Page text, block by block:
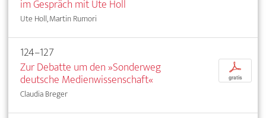
im Gespräch mit Ute Holl
Ute Holl, Martin Rumori
124–127
Zur Debatte um den »Sonderweg
deutsche Medienwissenschaft«
Claudia Breger
p
gratis